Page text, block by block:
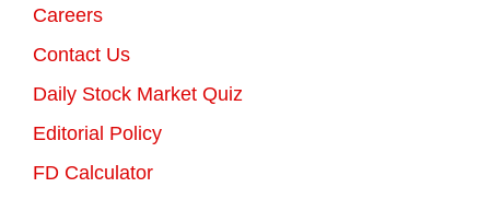
Careers
Contact Us
Daily Stock Market Quiz
Editorial Policy
FD Calculator